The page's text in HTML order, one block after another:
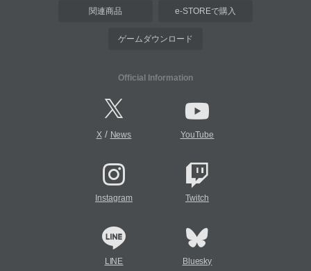
関連商品 e-STOREで購入
ゲームダウンロード
Official Information
X/ News YouTube
Instagram Twitch
LINE Bluesky